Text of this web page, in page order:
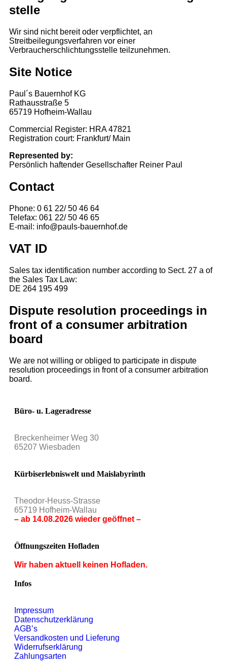
stelle
Wir sind nicht bereit oder verpflichtet, an
Streitbeilegungsverfahren vor einer
Verbraucherschlichtungsstelle teilzunehmen.
Site Notice
Paul´s Bauernhof KG
Rathausstraße 5
65719 Hofheim-Wallau
Commercial Register: HRA 47821
Registration court: Frankfurt/ Main
Represented by:
Persönlich haftender Gesellschafter Reiner Paul
Contact
Phone: 0 61 22/ 50 46 64
Telefax: 061 22/ 50 46 65
E-mail: info@pauls-bauernhof.de
VAT ID
Sales tax identification number according to Sect. 27 a of
the Sales Tax Law:
DE 264 195 499
Dispute resolution proceedings in
front of a consumer arbitration
board
We are not willing or obliged to participate in dispute
resolution proceedings in front of a consumer arbitration
board.
Büro- u. Lageradresse
Breckenheimer Weg 30
65207 Wiesbaden
Kürbiserlebniswelt und Maislabyrinth
Theodor-Heuss-Strasse
65719 Hofheim-Wallau
– ab 14.08.2026 wieder geöffnet –
Öffnungszeiten Hofladen
Wir haben aktuell keinen Hofladen.
Infos
Impressum
Datenschutzerklärung
AGB’s
Versandkosten und Lieferung
Widerrufserklärung
Zahlungsarten